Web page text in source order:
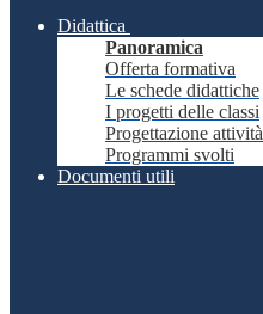
Didattica
Panoramica
Offerta formativa
Le schede didattiche
I progetti delle classi
Progettazione attività
Programmi svolti
Documenti utili